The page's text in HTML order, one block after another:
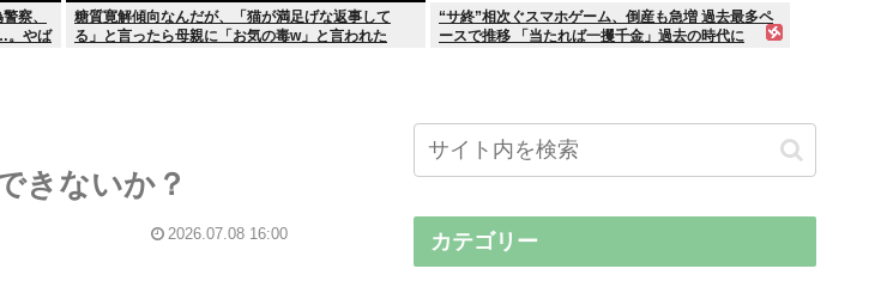
察、
。やば
糖質寛解傾向なんだが、「猫が満足げな返事して
る」と言ったら母親に「お気の毒w」と言われた
“サ終”相次ぐスマホゲーム、倒産も急増 過去最多ペ
ースで推移 「当たれば一攫千金」過去の時代に
きないか？
2026.07.08 16:00 カテゴリー